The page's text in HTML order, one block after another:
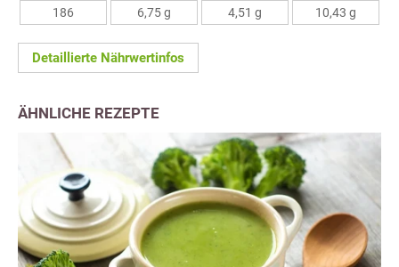
186 6,75 g 4,51 g 10,43 g
Detaillierte Nährwertinfos
ÄHNLICHE REZEPTE